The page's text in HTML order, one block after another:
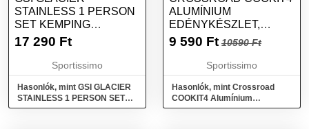
STAINLESS 1 PERSON
SET KEMPING
EDÉNYEK, EZÜST,
17 290 Ft
Sportissimo
Hasonlók, mint GSI GLACIER
STAINLESS 1 PERSON SET
Kemping edények, ezüst,
ALUMÍNIUM
EDÉNYKÉSZLET,
FEKETE, MÉRET
9 590 Ft 10590 Ft
Sportissimo
Hasonlók, mint Crossroad
COOKIT4 Alumínium
edénykészlet, fekete, méret